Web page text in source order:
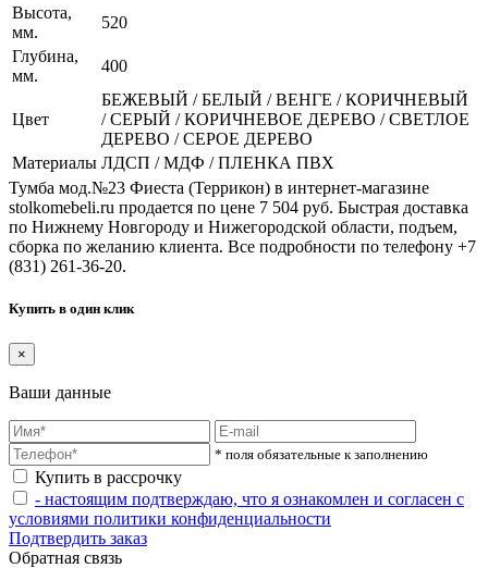
Высота,
мм.
520
Глубина,
мм.
400
Цвет
БЕЖЕВЫЙ / БЕЛЫЙ / ВЕНГЕ / КОРИЧНЕВЫЙ
/ СЕРЫЙ / КОРИЧНЕВОЕ ДЕРЕВО / СВЕТЛОЕ
ДЕРЕВО / СЕРОЕ ДЕРЕВО
Материалы ЛДСП / МДФ / ПЛЕНКА ПВХ
Тумба мод.№23 Фиеста (Террикон) в интернет-магазине
stolkomebeli.ru продается по цене 7 504 руб. Быстрая доставка
по Нижнему Новгороду и Нижегородской области, подъем,
сборка по желанию клиента. Все подробности по телефону +7
(831) 261-36-20.
Купить в один клик
×
Ваши данные
* поля обязательные к заполнению
Купить в рассрочку
- настоящим подтверждаю, что я ознакомлен и согласен с
условиями политики конфиденциальности
Подтвердить заказ
Обратная связь